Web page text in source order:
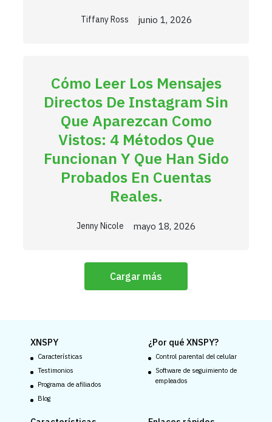
Tiffany Ross junio 1, 2026
Cómo Leer Los Mensajes
Directos De Instagram Sin
Que Aparezcan Como
Vistos: 4 Métodos Que
Funcionan Y Que Han Sido
Probados En Cuentas
Reales.
Jenny Nicole mayo 18, 2026
Cargar más
XNSPY
Características
Testimonios
Programa de afiliados
Blog
¿Por qué XNSPY?
Control parental del celular
Software de seguimiento de
empleados